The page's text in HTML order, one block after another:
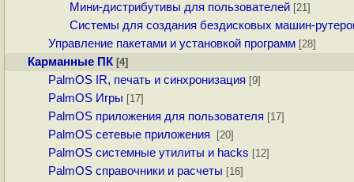
Мини-дистрибутивы для пользователей [21]
Системы для создания бездисковых машин-
Управление пакетами и установкой программ [28]
Карманные ПК [4]
PalmOS IR, печать и синхронизация [9]
PalmOS Игры [17]
PalmOS приложения для пользователя [17]
PalmOS сетевые приложения [20]
PalmOS системные утилиты и hacks [12]
PalmOS справочники и расчеты [16]